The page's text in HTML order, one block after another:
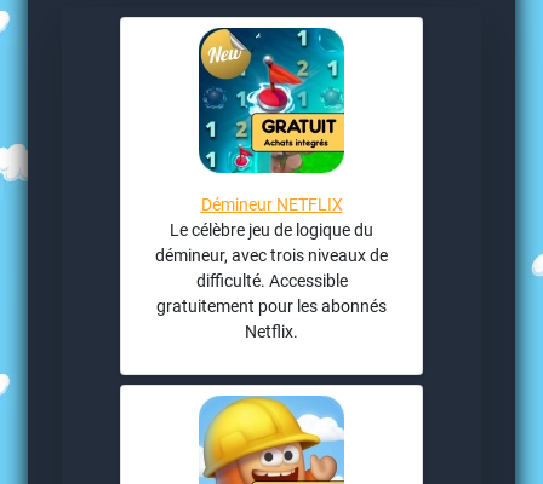
Démineur NETFLIX
Le célèbre jeu de logique du
démineur, avec trois niveaux de
difficulté. Accessible
gratuitement pour les abonnés
Netflix.